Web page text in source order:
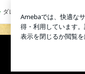
スイッチングバル
ダレない生地のためのバター選
ュニ